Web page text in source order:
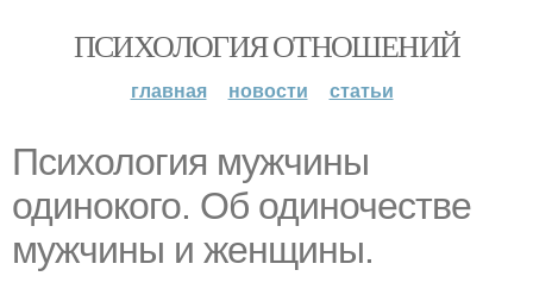
ПСИХОЛОГИЯ ОТНОШЕНИЙ
главная новости статьи
Психология мужчины
одинокого. Об одиночестве
мужчины и женщины.